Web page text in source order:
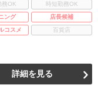
務OK
時短勤務OK
ング
店長候補
コスメ 百貨店
詳細を見る